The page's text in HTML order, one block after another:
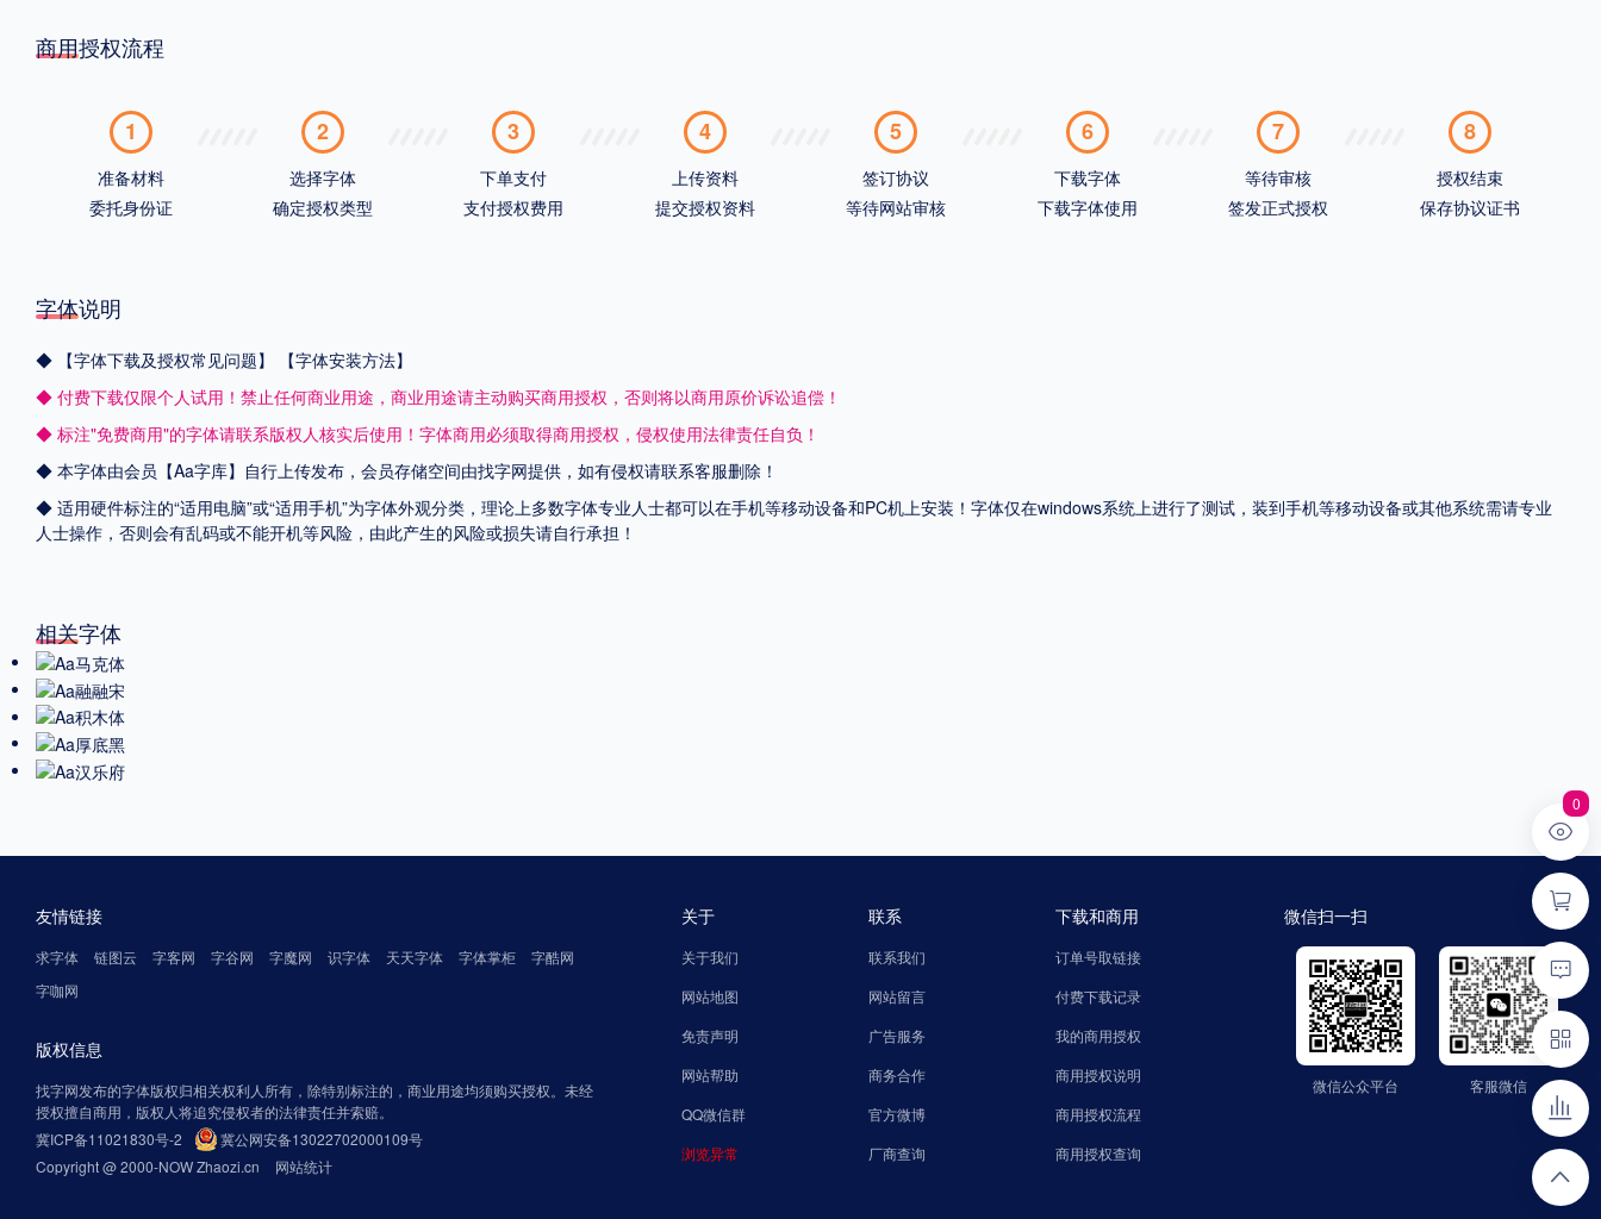
商用授权流程
1
准备材料
委托身份证
2
选择字体
确定授权类型
3
下单支付
支付授权费用
4
上传资料
提交授权资料
5
签订协议
等待网站审核
6
下载字体
下载字体使用
7
等待审核
签发正式授权
8
授权结束
保存协议证书
字体说明
◆ 【字体下载及授权常见问题】
【字体安装方法】
◆ 付费下载仅限个人试用！禁止任何商业用途，商业用途请主动购买商用授权，否则将以商用原价诉讼追偿！
◆ 标注"免费商用"的字体请联系版权人核实后使用！字体商用必须取得商用授权，侵权使用法律责任自负！
◆ 本字体由会员【Aa字库】自行上传发布，会员存储空间由找字网提供，如有侵权请联系客服删除！
◆ 适用硬件标注的“适用电脑”或“适用手机”为字体外观分类，理论上多数字体专业人士都可以在手机等移动设备和PC机上安装！字体仅在windows系统上进行了测试，装到手机等移动设备或其他系统需请专业
人士操作，否则会有乱码或不能开机等风险，由此产生的风险或损失请自行承担！
相关字体
友情链接
求字体 链图云 字客网 字谷网 字魔网 识字体 天天字体 字体掌柜
字酷网
字咖网
版权信息
找字网发布的字体版权归相关权利人所有，除特别标注的，商业用途均须购买授权。未经
授权擅自商用，版权人将追究侵权者的法律责任并索赔。
冀ICP备11021830号-2
冀公网安备13022702000109号
Copyright @ 2000-NOW Zhaozi.cn
网站统计
关于
关于我们
网站地图
免责声明
网站帮助
QQ微信群
浏览异常
联系
联系我们
网站留言
广告服务
商务合作
官方微博
厂商查询
下载和商用
订单号取链接
付费下载记录
我的商用授权
商用授权说明
商用授权流程
商用授权查询
微信扫一扫
微信公众平台 客服微信
0
微信公众平台
公众号：zhaozinet
客服微信
微信号：FindText